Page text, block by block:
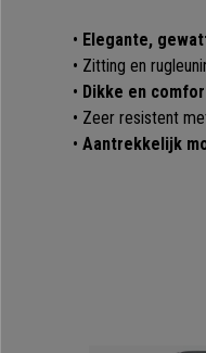
• Elegante,
• Zitting en
• Dikke en
• Zeer resistent
• Aantrekkelijk